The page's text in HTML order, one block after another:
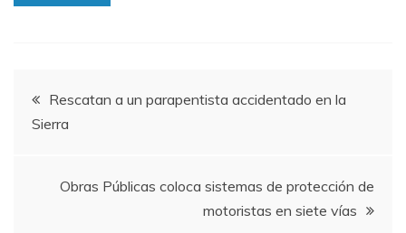
Navegación
de
entradas
Rescatan a un parapentista accidentado en la
Sierra
Obras Públicas coloca sistemas de protección de
motoristas en siete vías